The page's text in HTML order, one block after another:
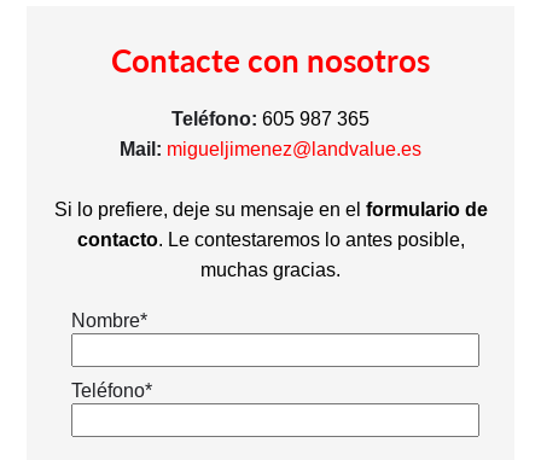
Contacte con nosotros
Teléfono: 605 987 365
Mail: migueljimenez@landvalue.es
Si lo prefiere, deje su mensaje en el formulario de
contacto. Le contestaremos lo antes posible,
muchas gracias.
Nombre*
Teléfono*